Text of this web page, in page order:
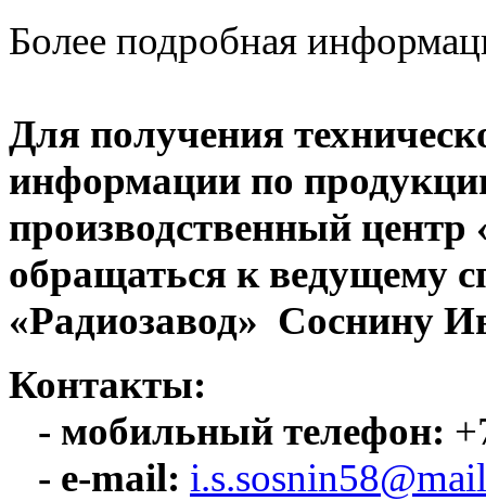
Более подробная
Для получения
информации по
производственный
обращаться к ведущему
«Радиозавод» Соснину
Контакты:
- мобильный телефон:
- e-mail: